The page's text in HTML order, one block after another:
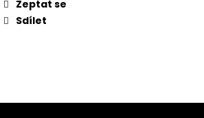
Zeptat se
Sdílet